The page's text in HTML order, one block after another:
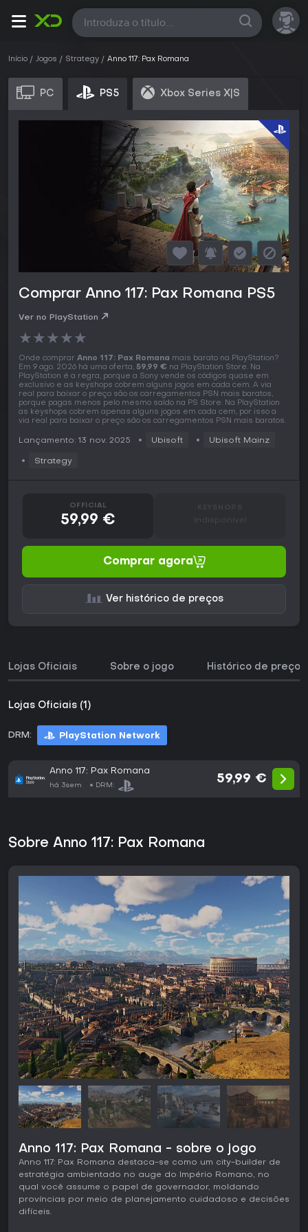
Todas
Início Jogos Strategy Anno 117: Pax Romana
PC PS5 Xbox Series X|S
Comprar Anno 117: Pax Romana PS5
Ver no PlayStation
★★★★★
Onde comprar Anno 117: Pax Romana mais barato na PlayStation?
Em 9 ago. 2026 há uma oferta, 59,99 € na PlayStation Store. Na
PlayStation é a regra, porque a Sony vende os códigos quase em
exclusivo e as keyshops cobrem alguns jogos em cada cem. A via
real para baixar o preço são os carregamentos PSN mais baratos,
porque pagas menos pelo mesmo saldo na PS Store. Na PlayStation
as keyshops cobrem apenas alguns jogos em cada cem, por isso a
via real para baixar o preço são os carregamentos PSN mais baratos.
Lançamento: 13 nov. 2025 Ubisoft Ubisoft Mainz
Strategy
OFFICIAL
59,99 € Indisponível
Comprar agora
Ver histórico de preços
Lojas Oficiais Sobre o jogo Histórico de preços
Lojas Oficiais (1)
DRM: PlayStation Network
Anno 117: Pax Romana
há 3sem DRM:
59,99 €
Sobre Anno 117: Pax Romana
Anno 117: Pax Romana - sobre o jogo
Anno 117: Pax Romana destaca-se como um city-builder de
estratégia ambientado no auge do Império Romano, no
qual você assume o papel de governador, moldando
províncias por meio de planejamento cuidadoso e decisões
difíceis.